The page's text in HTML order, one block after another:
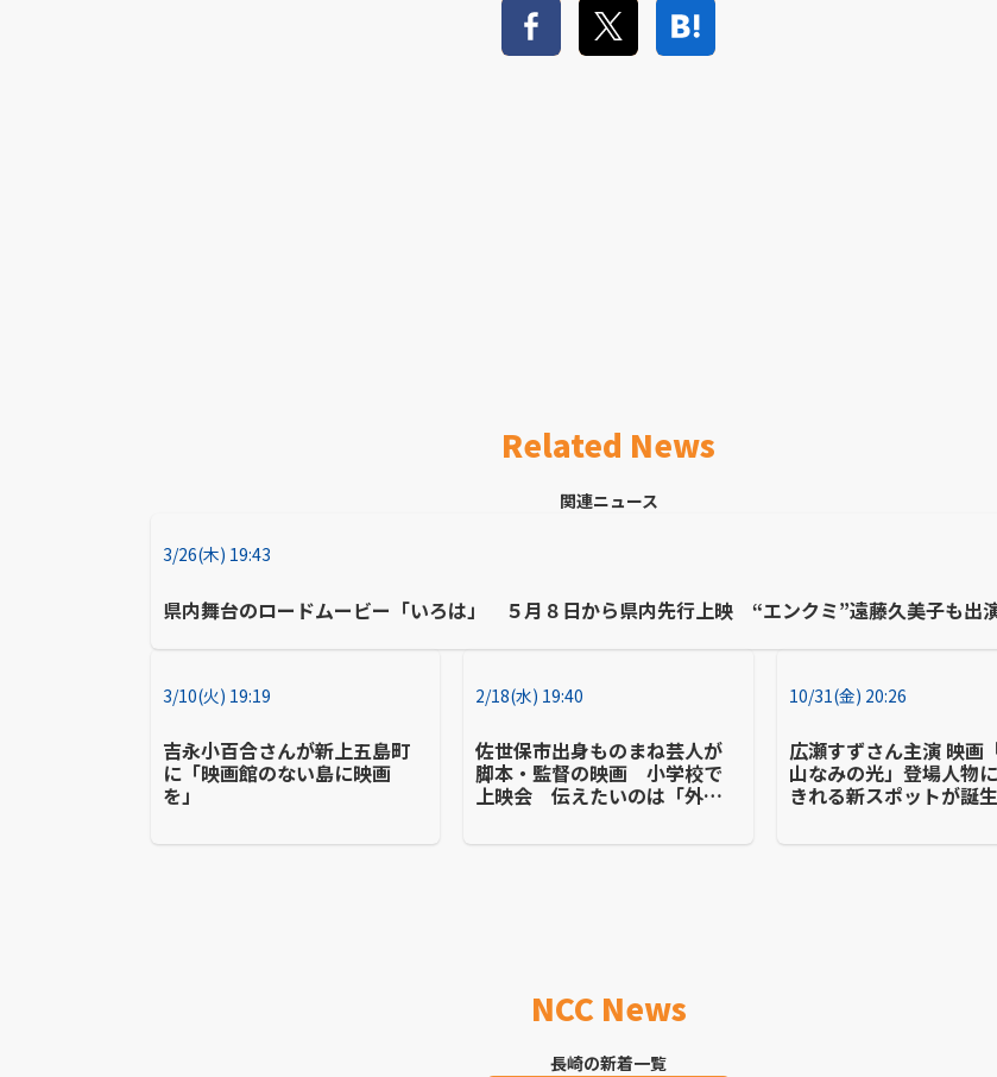
Related News
関連ニュース
3/26(木) 19:43
県内舞台のロードムービー「いろは」 ５月８日から県内先行上映 “エンクミ”遠藤久美子も出
3/10(火) 19:19
吉永小百合さんが新上五島町
に「映画館のない島に映画
を」
2/18(水) 19:40
佐世保市出身ものまね芸人が
脚本・監督の映画 小学校で
上映会 伝えたいのは「外へ
10/31(金) 20:26
広瀬すずさん主演 映画
山なみの光」登場人物
きれる新スポットが誕生
NCC News
長崎の新着一覧